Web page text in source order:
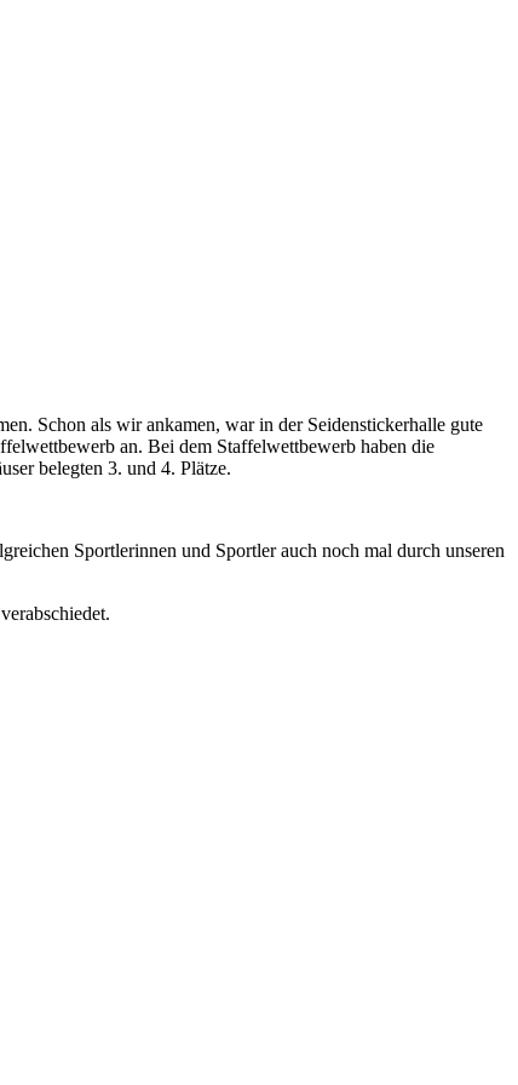
Schon als wir ankamen, war in der Seidenstickerhalle gute
an. Bei dem Staffelwettbewerb haben die
belegten 3. und 4. Plätze.
Sportlerinnen und Sportler auch noch mal durch unseren